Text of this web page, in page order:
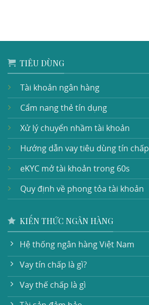
TIÊU DÙNG
Tài khoản ngân hàng
Cẩm nang thẻ tín dụng
Xử lý chuyển nhầm tài khoản
Hướng dẫn vay tiêu dùng tín chấp
eKYC mở tài khoản trong 60s
Quy định về phong tỏa tài khoản
KIẾN THỨC NGÂN HÀNG
Hệ thống ngân hàng Việt Nam
Vay tín chấp là gì?
Vay thế chấp là gì